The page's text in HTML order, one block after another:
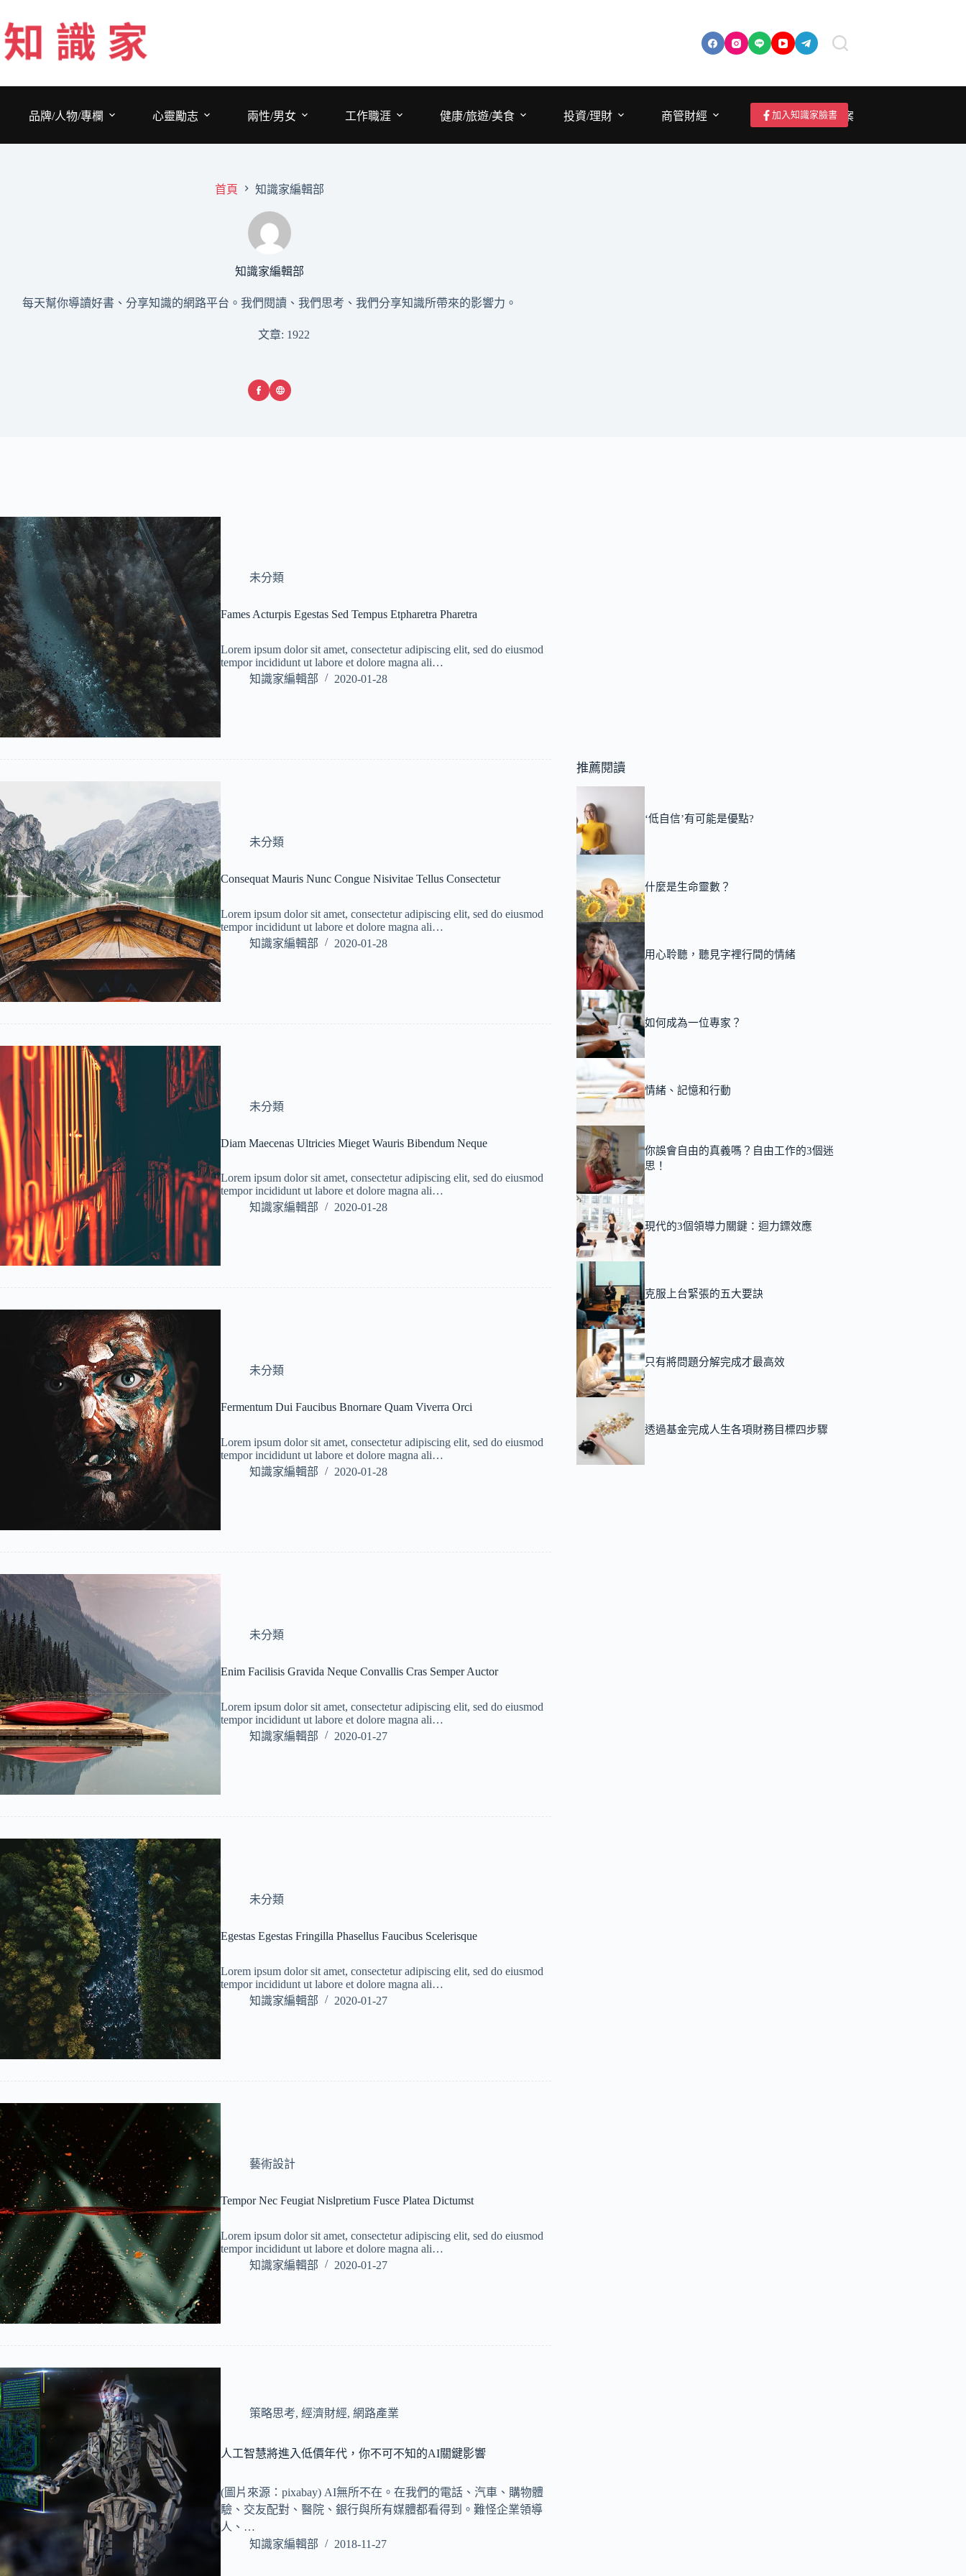
至
主
要
品牌/人物/專欄
心靈勵志 兩性/男女 工作職涯 健康/旅遊/美食 投資/理財 商管財經 成為作者/投稿/提案
加入知識家臉書
首頁 知識家編輯部
知識家編輯部
每天幫你導讀好書、分享知識的網路平台。我們閱讀、我們思考、我們分享知識所帶來的影響力。
文章: 1922
未分類
Fames Acturpis Egestas Sed Tempus Etpharetra Pharetra
Lorem ipsum dolor sit amet, consectetur adipiscing elit, sed do eiusmod
tempor incididunt ut labore et dolore magna ali…
知識家編輯部
2020-01-28
未分類
Consequat Mauris Nunc Congue Nisivitae Tellus Consectetur
Lorem ipsum dolor sit amet, consectetur adipiscing elit, sed do eiusmod
tempor incididunt ut labore et dolore magna ali…
知識家編輯部
2020-01-28
未分類
Diam Maecenas Ultricies Mieget Wauris Bibendum Neque
Lorem ipsum dolor sit amet, consectetur adipiscing elit, sed do eiusmod
tempor incididunt ut labore et dolore magna ali…
知識家編輯部
2020-01-28
未分類
Fermentum Dui Faucibus Bnornare Quam Viverra Orci
Lorem ipsum dolor sit amet, consectetur adipiscing elit, sed do eiusmod
tempor incididunt ut labore et dolore magna ali…
知識家編輯部
2020-01-28
未分類
Enim Facilisis Gravida Neque Convallis Cras Semper Auctor
Lorem ipsum dolor sit amet, consectetur adipiscing elit, sed do eiusmod
tempor incididunt ut labore et dolore magna ali…
知識家編輯部
2020-01-27
未分類
Egestas Egestas Fringilla Phasellus Faucibus Scelerisque
Lorem ipsum dolor sit amet, consectetur adipiscing elit, sed do eiusmod
tempor incididunt ut labore et dolore magna ali…
知識家編輯部
2020-01-27
藝術設計
Tempor Nec Feugiat Nislpretium Fusce Platea Dictumst
Lorem ipsum dolor sit amet, consectetur adipiscing elit, sed do eiusmod
tempor incididunt ut labore et dolore magna ali…
知識家編輯部
2020-01-27
策略思考, 經濟財經, 網路產業
人工智慧將進入低價年代，你不可不知的AI關鍵影響
(圖片來源：pixabay) AI無所不在。在我們的電話、汽車、購物體
驗、交友配對、醫院、銀行與所有媒體都看得到。難怪企業領導
人、…
知識家編輯部
2018-11-27
推薦閱讀
‘低自信’有可能是優點?
什麼是生命靈數？
用心聆聽，聽見字裡行間的情緒
如何成為一位專家？
情緒、記憶和行動
你誤會自由的真義嗎？自由工作的3個迷
思！
現代的3個領導力關鍵：迴力鏢效應
克服上台緊張的五大要訣
只有將問題分解完成才最高效
透過基金完成人生各項財務目標四步驟